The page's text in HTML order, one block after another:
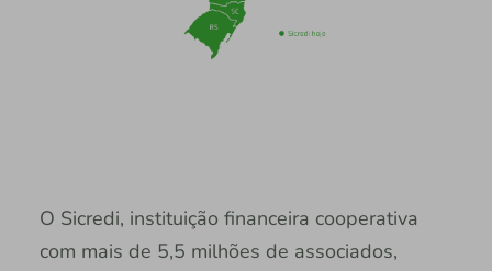
O Sicredi, instituição financeira cooperativa
com mais de 5,5 milhões de associados,